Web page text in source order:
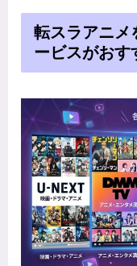
転スラアニメ
ービスがおす